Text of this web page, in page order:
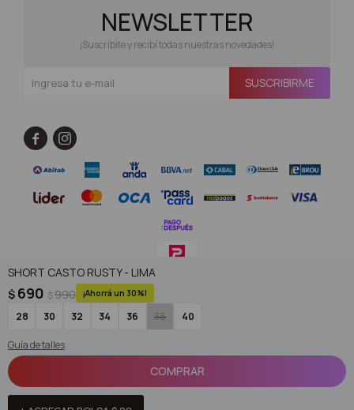
SHORT CASTO RUSTY - LIMA
$ 690 $990 30
28 30 32 34 36 38 40
Guía de talles
COMPRAR
NEWSLETTER
¡Suscribite y recibí todas nuestras novedades!
SUSCRIBIRME
 
© Copyright 2026 / Superoutlet / FORTER S.A Rut 213720560017